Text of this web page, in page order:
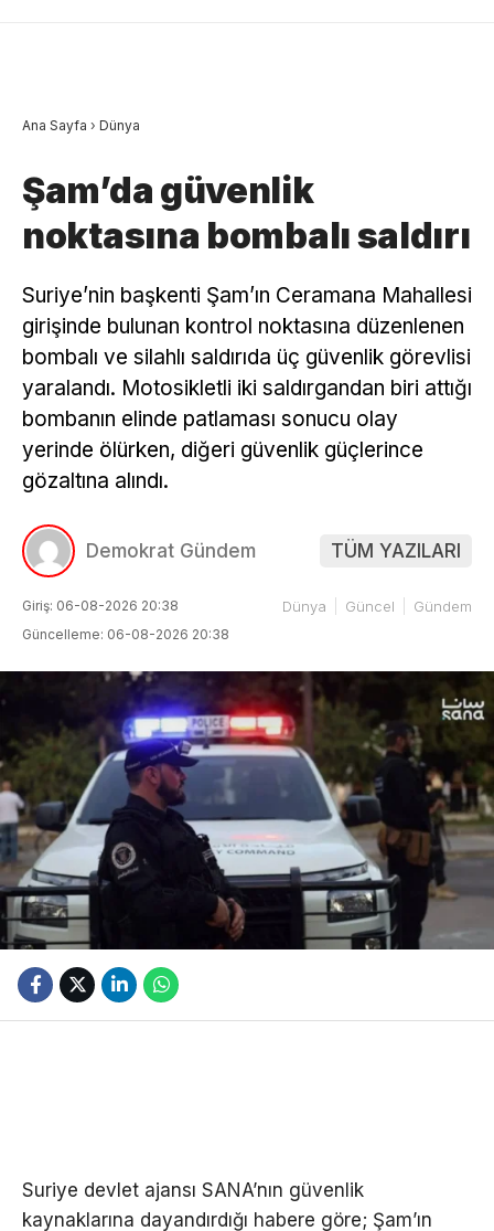
Ana Sayfa › Dünya
Şam’da güvenlik
noktasına bombalı saldırı
Suriye’nin başkenti Şam’ın Ceramana Mahallesi
girişinde bulunan kontrol noktasına düzenlenen
bombalı ve silahlı saldırıda üç güvenlik görevlisi
yaralandı. Motosikletli iki saldırgandan biri attığı
bombanın elinde patlaması sonucu olay
yerinde ölürken, diğeri güvenlik güçlerince
gözaltına alındı.
Demokrat Gündem TÜM YAZILARI
Giriş: 06-08-2026 20:38
Güncelleme: 06-08-2026 20:38
Dünya Güncel Gündem
Suriye devlet ajansı SANA’nın güvenlik
kaynaklarına dayandırdığı habere göre; Şam’ın